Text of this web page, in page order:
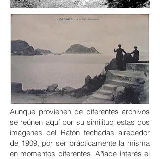
Aunque provienen de diferentes archivos
se reúnen aquí por su similitud estas dos
imágenes del Ratón fechadas alrededor
de 1909, por ser prácticamente la misma
en momentos diferentes. Añade interés el